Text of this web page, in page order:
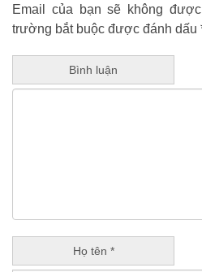
Email của bạn sẽ không
trường bắt buộc được đánh dấu
Bình luận
Họ tên *